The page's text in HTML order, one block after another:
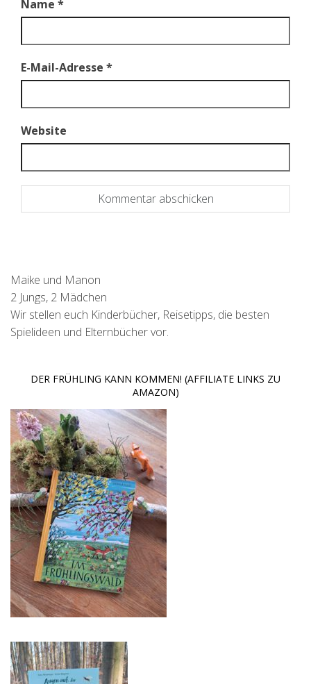
Name *
E-Mail-Adresse *
Website
Maike und Manon
2 Jungs, 2 Mädchen
Wir stellen euch Kinderbücher, Reisetipps, die besten
Spielideen und Elternbücher vor.
DER FRÜHLING KANN KOMMEN! (AFFILIATE LINKS ZU
AMAZON)